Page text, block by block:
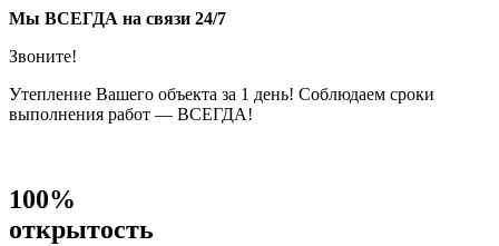
Мы ВСЕГДА на связи 24/7
Звоните!
Утепление Вашего объекта за 1 день! Соблюдаем сроки
выполнения работ — ВСЕГДА!
100%
открытость